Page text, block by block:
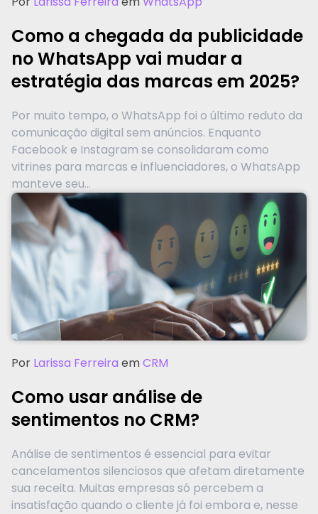
Como a chegada da publicidade
no WhatsApp vai mudar a
estratégia das marcas em 2025?
Por muito tempo, o WhatsApp foi o último reduto da
comunicação digital sem anúncios. Enquanto
Facebook e Instagram se consolidaram como
vitrines para marcas e influenciadores, o WhatsApp
manteve seu...
Por Larissa Ferreira emCRM
Como usar análise de
sentimentos no CRM?
Análise de sentimentos é essencial para evitar
cancelamentos silenciosos que afetam diretamente
sua receita. Muitas empresas só percebem a
insatisfação quando o cliente já foi embora e, nesse